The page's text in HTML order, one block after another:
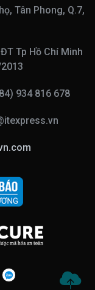
Tân Phong, Q.7,
Tp Hồ Chí Minh
934 816 678